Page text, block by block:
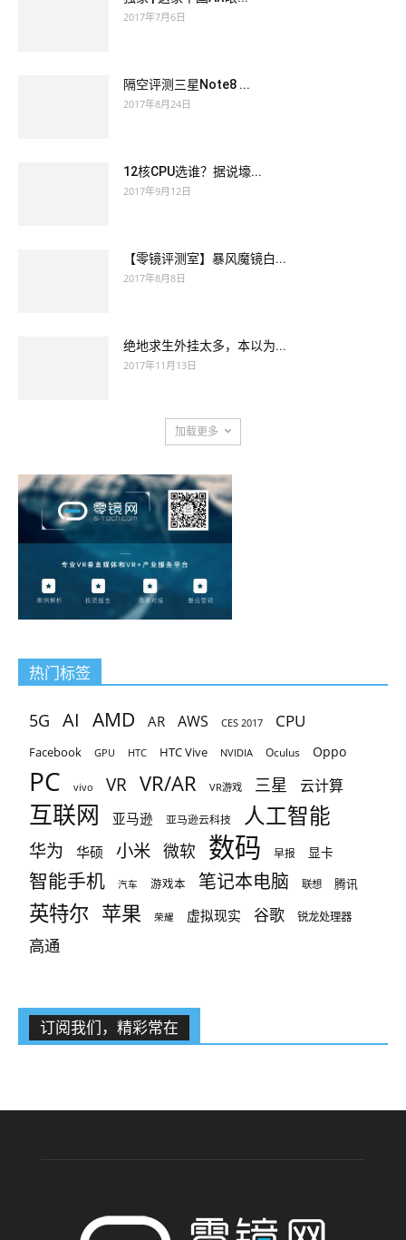
2017年7月6日
隔空评测三星Note8 ...
2017年8月24日
12核CPU选谁？据说壕...
2017年9月12日
【零镜评测室】暴风魔镜白...
2017年8月8日
绝地求生外挂太多，本以为...
2017年11月13日
加载更多
热门标签
5G AI AMD AR AWS CES 2017 CPU
Facebook GPU HTC HTC Vive NVIDIA Oculus Oppo
PC vivo VR VR/AR VR游戏 三星 云计算
互联网 亚马逊 亚马逊云科技 人工智能
华为 华硕 小米 微软 数码 早报 显卡
智能手机 汽车 游戏本 笔记本电脑 联想 腾讯
英特尔 苹果 荣耀 虚拟现实 谷歌 锐龙处理器
高通
订阅我们，精彩常在